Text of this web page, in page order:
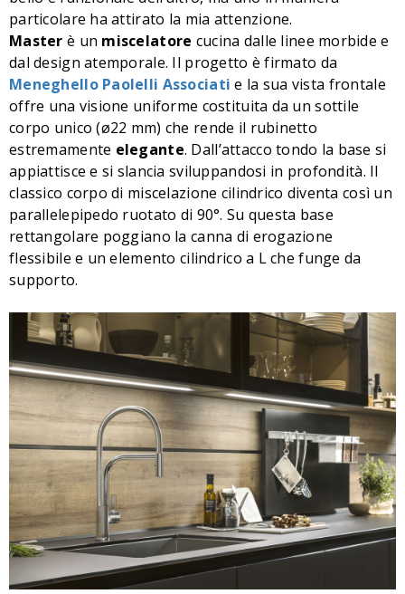
particolare ha attirato la mia attenzione.
Master è un miscelatore cucina dalle linee morbide e
dal design atemporale. Il progetto è firmato da
Meneghello Paolelli Associati e la sua vista frontale
offre una visione uniforme costituita da un sottile
corpo unico (ø22 mm) che rende il rubinetto
estremamente elegante. Dall’attacco tondo la base si
appiattisce e si slancia sviluppandosi in profondità. Il
classico corpo di miscelazione cilindrico diventa così un
parallelepipedo ruotato di 90°. Su questa base
rettangolare poggiano la canna di erogazione
flessibile e un elemento cilindrico a L che funge da
supporto.